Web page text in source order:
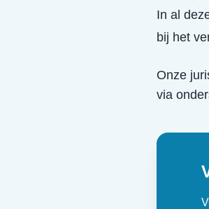
In al
bij het
Onze
via